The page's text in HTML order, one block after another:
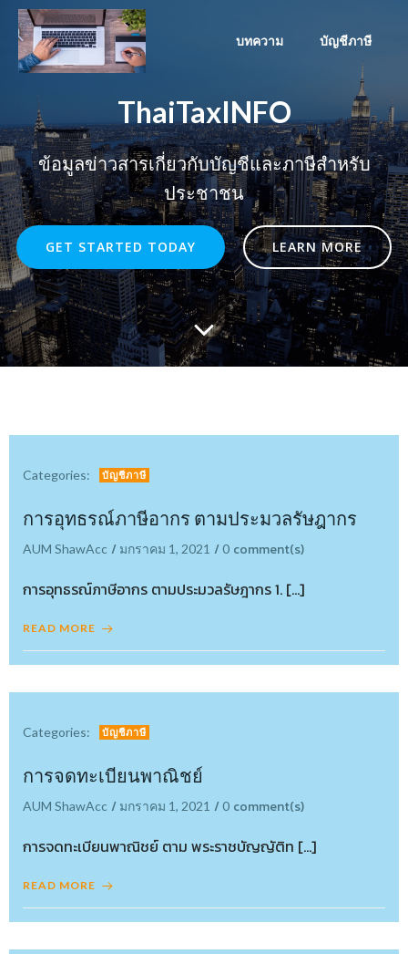
บทความ บัญชีภาษี
ThaiTaxINFO
ข้อมูลข่าวสารเกี่ยวกับบัญชีและภาษีสำหรับ
ประชาชน
GET STARTED TODAY LEARN MORE
Categories: บัญชีภาษี
การอุทธรณ์ภาษีอากร ตามประมวลรัษฎากร
AUM ShawAcc / มกราคม 1, 2021 /0 comment(s)
การอุทธรณ์ภาษีอากร ตามประมวลรัษฎากร 1. […]
READ MORE
Categories: บัญชีภาษี
การจดทะเบียนพาณิชย์
AUM ShawAcc / มกราคม 1, 2021 /0 comment(s)
การจดทะเบียนพาณิชย์ ตาม พระราชบัญญัติท […]
READ MORE